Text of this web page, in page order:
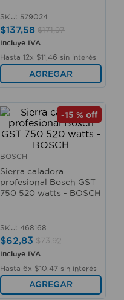
SKU: 579024
$137,58 $171,97
Incluye IVA
Hasta 12x $11 46 sin interés
AGREGAR
-15 % off
BOSCH
Sierra caladora
profesional Bosch GST
750 520 watts - BOSCH
SKU: 468168
$62,83 $73,92
Incluye IVA
Hasta 6x $10 47 sin interés
AGREGAR